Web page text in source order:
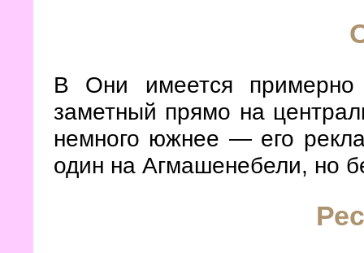
В Они имеется
заметный прямо на
немного южнее — его
один на Агмашенебели, но